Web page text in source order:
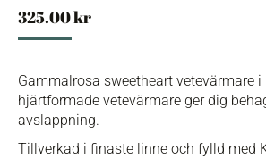
325.00kr
Gammalrosa sweetheart vetevärmare i
hjärtformade vetevärmare ger dig
avslappning.
Tillverkad i finaste linne och fylld med